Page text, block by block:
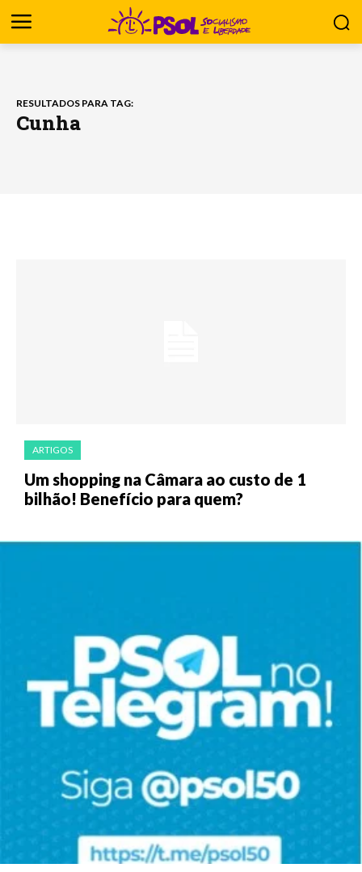
RESULTADOS PARA TAG:
Cunha
ARTIGOS
Um shopping na Câmara ao custo de 1
bilhão! Benefício para quem?